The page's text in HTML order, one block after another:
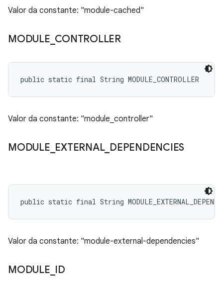
Valor da constante: "module-cached"
MODULE CONTROLLER
public static final String MODULE_CONTROLLER
Valor da constante: "module_controller"
MODULE EXTERNAL_ DEPENDENCIES
public static final String
Valor da constante: "module-external-dependencies"
MODULE ID